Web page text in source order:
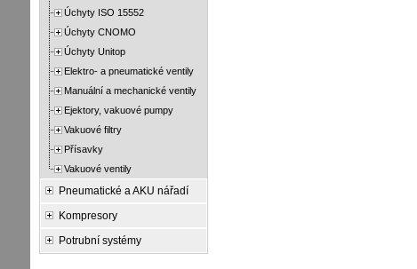
Úchyty ISO 15552
Úchyty CNOMO
Úchyty Unitop
Elektro- a pneumatické ventily
Manuální a mechanické ventily
Ejektory, vakuové pumpy
Vakuové filtry
Přísavky
Vakuové ventily
Pneumatické a AKU nářadí
Kompresory
Potrubní systémy